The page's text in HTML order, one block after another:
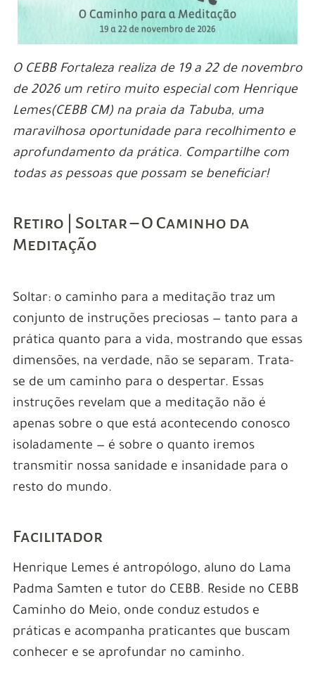
O CEBB Fortaleza realiza de 19 a 22 de novembro
de 2026 um retiro muito especial com Henrique
Lemes(CEBB CM) na praia da Tabuba, uma
maravilhosa oportunidade para recolhimento e
aprofundamento da prática. Compartilhe com
todas as pessoas que possam se beneficiar!
Retiro | Soltar – O Caminho da
Meditação
Soltar: o caminho para a meditação traz um
conjunto de instruções preciosas — tanto para a
prática quanto para a vida, mostrando que essas
dimensões, na verdade, não se separam. Trata-
se de um caminho para o despertar. Essas
instruções revelam que a meditação não é
apenas sobre o que está acontecendo conosco
isoladamente — é sobre o quanto iremos
transmitir nossa sanidade e insanidade para o
resto do mundo.
Facilitador
Henrique Lemes é antropólogo, aluno do Lama
Padma Samten e tutor do CEBB. Reside no CEBB
Caminho do Meio, onde conduz estudos e
práticas e acompanha praticantes que buscam
conhecer e se aprofundar no caminho.